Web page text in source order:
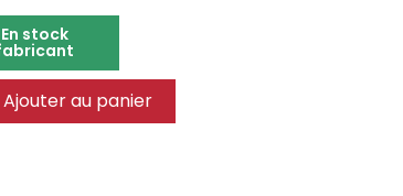
En stock
Ajouter au panier